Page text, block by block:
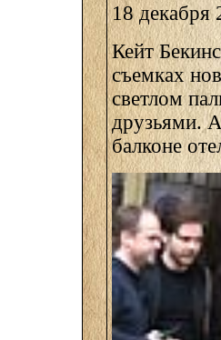
18 декабря
Кейт
съемках
светлом
друзьями.
балконе